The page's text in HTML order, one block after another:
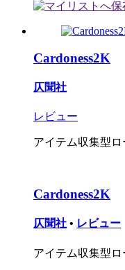
Cardoness2K
仄聞社
レビュー
アイテム収集型
Cardoness2K
仄聞社 • レビュー
アイテム収集型